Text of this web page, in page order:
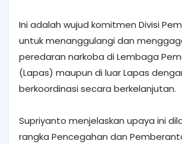
Ini adalah wujud komitmen Divisi
untuk menanggulangi dan
peredaran narkoba di Lembaga
(Lapas) maupun di luar Lapas
berkoordinasi secara berkelanjutan.
Supriyanto menjelaskan upaya ini
rangka Pencegahan dan